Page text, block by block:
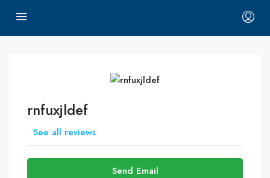
rnfuxjldef
See all reviews
Send Email